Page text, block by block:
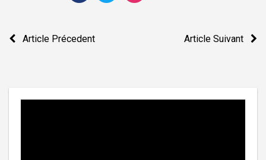
Navigation
Article Précedent Article Suivant